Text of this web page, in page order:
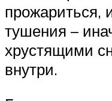
прожариться,
тушения –
хрустящими
внутри.